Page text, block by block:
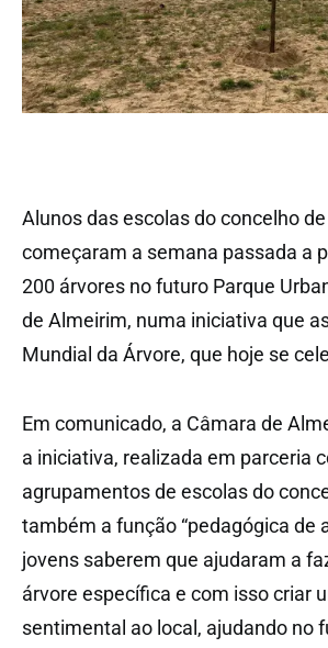
Alunos das escolas do concelho
começaram a semana passada a
200 árvores no futuro Parque
de Almeirim, numa iniciativa que
Mundial da Árvore, que hoje se
Em comunicado, a Câmara de
a iniciativa, realizada em parceria
agrupamentos de escolas do
também a função “pedagógica de
jovens saberem que ajudaram a
árvore específica e com isso criar
sentimental ao local, ajudando no